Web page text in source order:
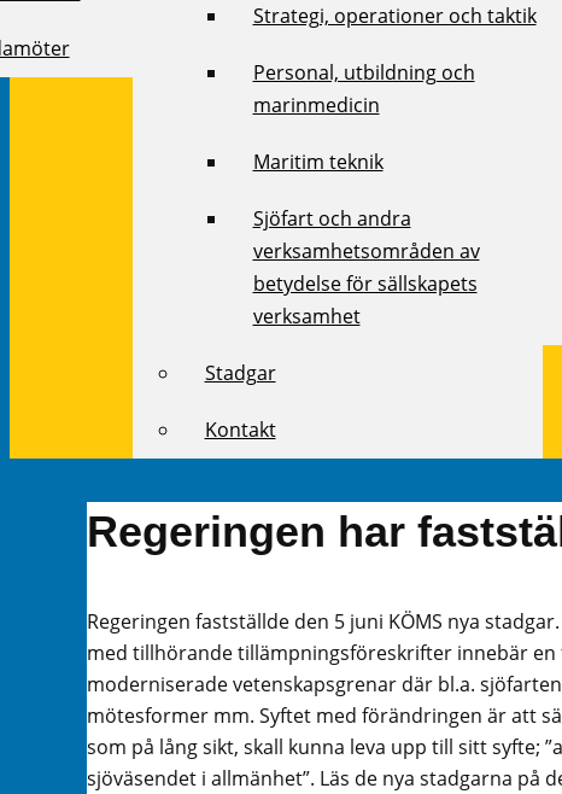
Strategi, operationer och taktik
Personal, utbildning och
marinmedicin
Maritim teknik
Sjöfart och andra
verksamhetsområden av
betydelse för sällskapets
verksamhet
Stadgar
Kontakt
Regeringen har
Regeringen fastställde den 5 juni KÖMS nya
med tillhörande tillämpningsföreskrifter innebär
moderniserade vetenskapsgrenar där bl.a.
mötesformer mm. Syftet med förändringen är att
som på lång sikt, skall kunna leva upp till sitt syfte;
sjöväsendet i allmänhet”. Läs de nya stadgarna på